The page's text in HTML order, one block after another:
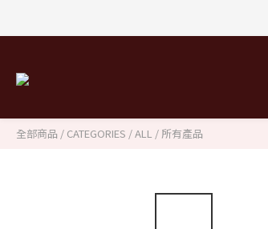
全部商品 / CATEGORIES /ALL / 所有產品